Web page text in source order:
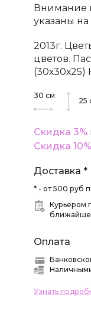
Внимание
указаны
2013г.
цветов.
(30х30х25)
30 см
25
Скидка 3%
Скидка 10%
Доставка *
* - от 500 руб
Курьером
Оплата
Узнать